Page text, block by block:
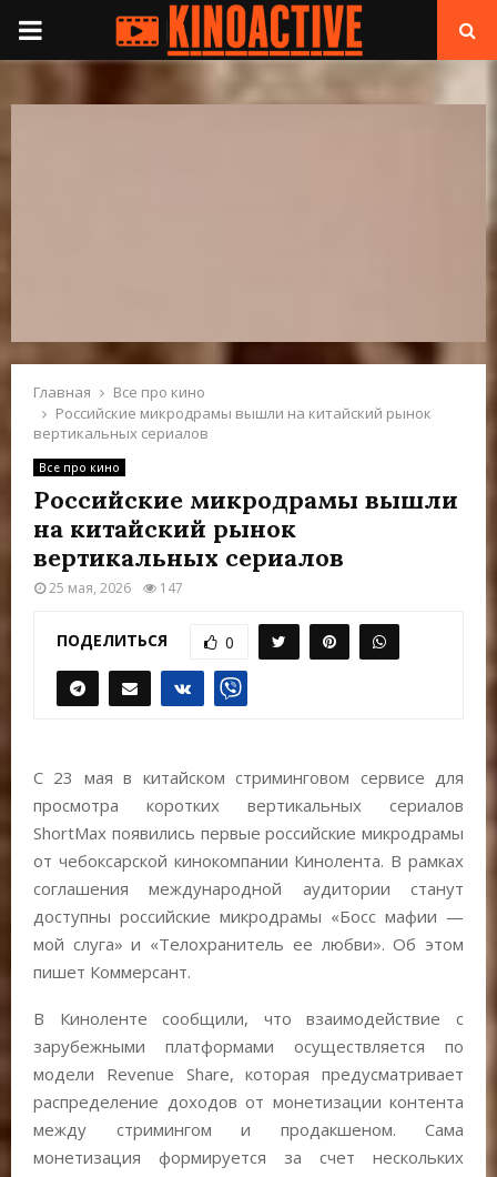
П
Н
О
М
Главная
Все про кино
Российские микродрамы вышли на китайский рынок
вертикальных сериалов
Все про кино
Российские микродрамы вышли
на китайский рынок
вертикальных сериалов
25 мая, 2026 147
ПОДЕЛИТЬСЯ 0
С 23 мая в китайском стриминговом сервисе для
просмотра коротких вертикальных сериалов
ShortMax появились первые российские микродрамы
от чебоксарской кинокомпании Кинолента. В рамках
соглашения международной аудитории станут
доступны российские микродрамы «Босс мафии —
мой слуга» и «Телохранитель ее любви». Об этом
пишет Коммерсант.
В Киноленте сообщили, что взаимодействие с
зарубежными платформами осуществляется по
модели Revenue Share, которая предусматривает
распределение доходов от монетизации контента
между стримингом и продакшеном. Сама
монетизация формируется за счет нескольких